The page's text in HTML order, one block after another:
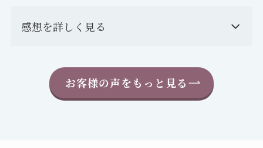
感想を詳しく見る
お客様の声をもっと見る